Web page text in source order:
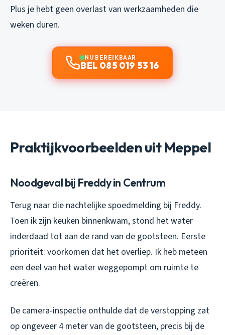
Plus je hebt geen overlast van werkzaamheden die
weken duren.
NU BEREIKBAAR
BEL 085 019 53 16
Praktijkvoorbeelden uit Meppel
Noodgeval bij Freddy in Centrum
Terug naar die nachtelijke spoedmelding bij Freddy.
Toen ik zijn keuken binnenkwam, stond het water
inderdaad tot aan de rand van de gootsteen. Eerste
prioriteit: voorkomen dat het overliep. Ik heb meteen
een deel van het water weggepompt om ruimte te
creëren.
De camera-inspectie onthulde dat de verstopping zat
op ongeveer 4 meter van de gootsteen, precis bij de